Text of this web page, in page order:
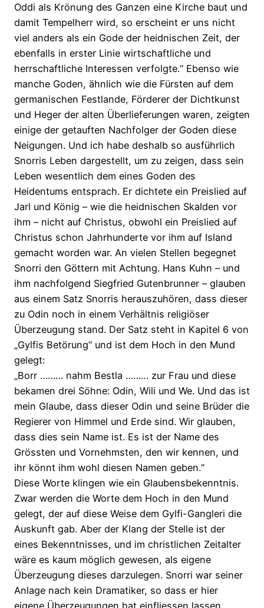
Oddi als Krönung des Ganzen eine Kirche baut und
damit Tempelherr wird, so erscheint er uns nicht
viel anders als ein Gode der heidnischen Zeit, der
ebenfalls in erster Linie wirtschaftliche und
herrschaftliche Interessen verfolgte.“ Ebenso wie
manche Goden, ähnlich wie die Fürsten auf dem
germanischen Festlande, Förderer der Dichtkunst
und Heger der alten Überlieferungen waren, zeigten
einige der getauften Nachfolger der Goden diese
Neigungen. Und ich habe deshalb so ausführlich
Snorris Leben dargestellt, um zu zeigen, dass sein
Leben wesentlich dem eines Goden des
Heidentums entsprach. Er dichtete ein Preislied auf
Jarl und König – wie die heidnischen Skalden vor
ihm – nicht auf Christus, obwohl ein Preislied auf
Christus schon Jahrhunderte vor ihm auf Island
gemacht worden war. An vielen Stellen begegnet
Snorri den Göttern mit Achtung. Hans Kuhn – und
ihm nachfolgend Siegfried Gutenbrunner – glauben
aus einem Satz Snorris herauszuhören, dass dieser
zu Odin noch in einem Verhältnis religiöser
Überzeugung stand. Der Satz steht in Kapitel 6 von
„Gylfis Betörung“ und ist dem Hoch in den Mund
gelegt:
„Borr ……… nahm Bestla ……… zur Frau und diese
bekamen drei Söhne: Odin, Wili und We. Und das ist
mein Glaube, dass dieser Odin und seine Brüder die
Regierer von Himmel und Erde sind. Wir glauben,
dass dies sein Name ist. Es ist der Name des
Grössten und Vornehmsten, den wir kennen, und
ihr könnt ihm wohl diesen Namen geben.“
Diese Worte klingen wie ein Glaubensbekenntnis.
Zwar werden die Worte dem Hoch in den Mund
gelegt, der auf diese Weise dem Gylfi-Gangleri die
Auskunft gab. Aber der Klang der Stelle ist der
eines Bekenntnisses, und im christlichen Zeitalter
wäre es kaum möglich gewesen, als eigene
Überzeugung dieses darzulegen. Snorri war seiner
Anlage nach kein Dramatiker, so dass er hier
eigene Überzeugungen hat einfliessen lassen.